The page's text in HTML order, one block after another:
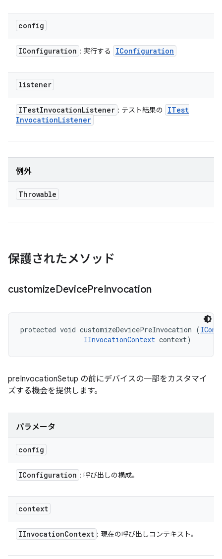
config
IConfiguration : 実行する IConfiguration
listener
ITestInvocationListener : テスト結果の
ITest
InvocationListener
例外
Throwable
保護されたメソッド
customizeDevicePreInvocation
protected void customizeDevicePreInvocation (
IInvocationContext context)
preInvocationSetup の前にデバイスの一部をカスタマイ
ズする機会を提供します。
パラメータ
config
IConfiguration : 呼び出しの構成。
context
IInvocationContext : 現在の呼び出しコンテキスト。